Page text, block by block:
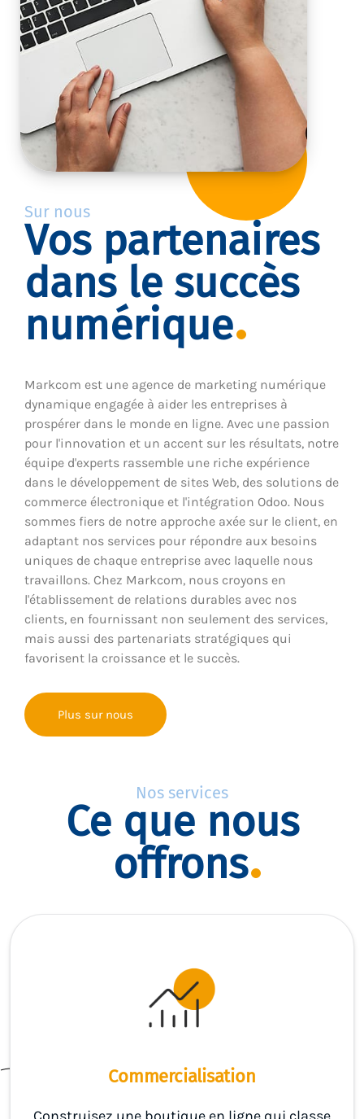
Sur nous
Vos partenaires
dans le succès
numérique
Markcom est une agence de marketing numérique
dynamique engagée à aider les entreprises à
prospérer dans le monde en ligne. Avec une passion
pour l'innovation et un accent sur les résultats, notre
équipe d'experts rassemble une riche expérience
dans le développement de sites Web, des solutions de
commerce électronique et l'intégration Odoo. Nous
sommes fiers de notre approche axée sur le client, en
adaptant nos services pour répondre aux besoins
uniques de chaque entreprise avec laquelle nous
travaillons. Chez Markcom, nous croyons en
l'établissement de relations durables avec nos
clients, en fournissant non seulement des services,
mais aussi des partenariats stratégiques qui
favorisent la croissance et le succès.
Plus sur nous
Nos services
Ce que nous
offrons
Commercialisation
Construisez une boutique en ligne qui classe